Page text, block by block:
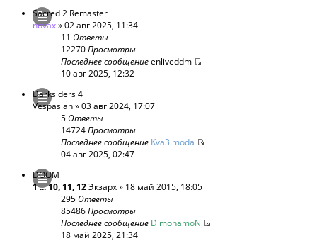
Sacred 2 Remaster
novax» 02 авг 2025, 11:34
11 Ответы
12270Просмотры
Последнее сообщениеenliveddm
10 авг 2025, 12:32
Darksiders 4
Vespasian» 03 авг 2024, 17:07
5Ответы
14724Просмотры
Последнее сообщение Kva3imoda
04 авг 2025, 02:47
DOOM
1...10, 11, 12Экзарх» 18 май 2015, 18:05
295Ответы
85486Просмотры
Последнее сообщение DimonamoN
18 май 2025, 21:34